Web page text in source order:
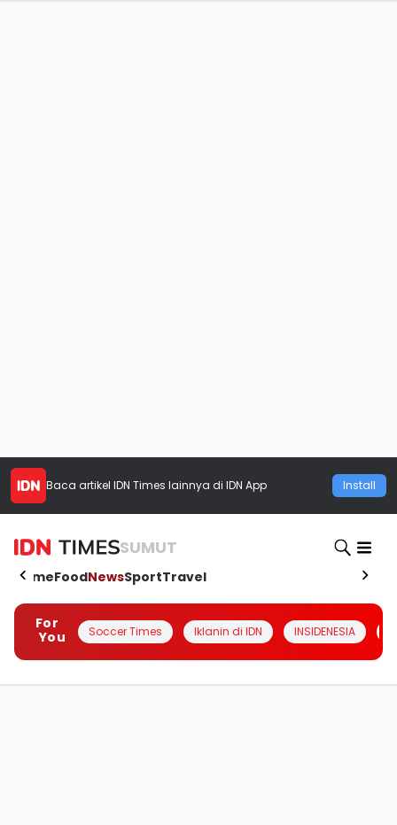
Baca artikel IDN Times lainnya di IDN App Install
SUMUT
HomeFoodNewsSportTravel
For
You
Soccer Times Iklanin di IDN INSIDENESIA